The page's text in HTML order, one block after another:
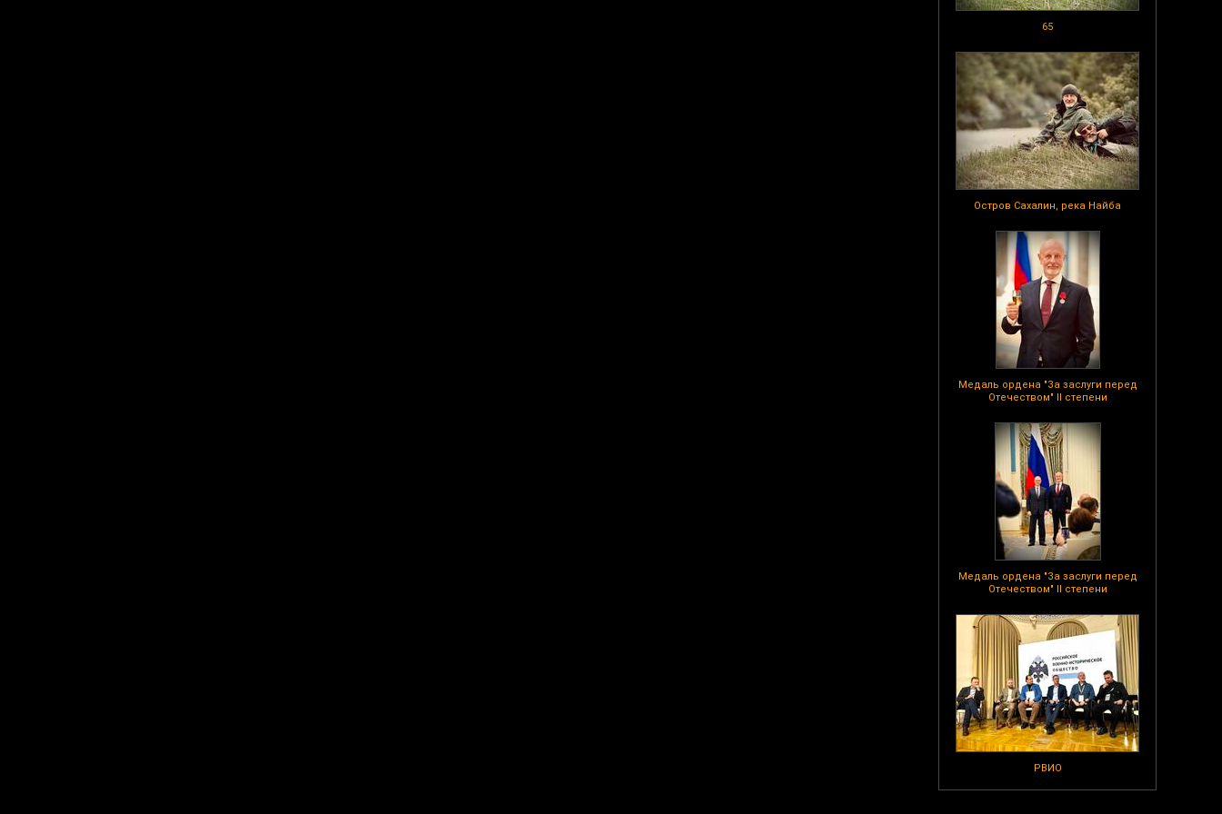
65
Остров Сахалин, река Найба
Медаль ордена "За заслуги перед
Отечеством" II степени
Медаль ордена "За заслуги перед
Отечеством" II степени
РВИО